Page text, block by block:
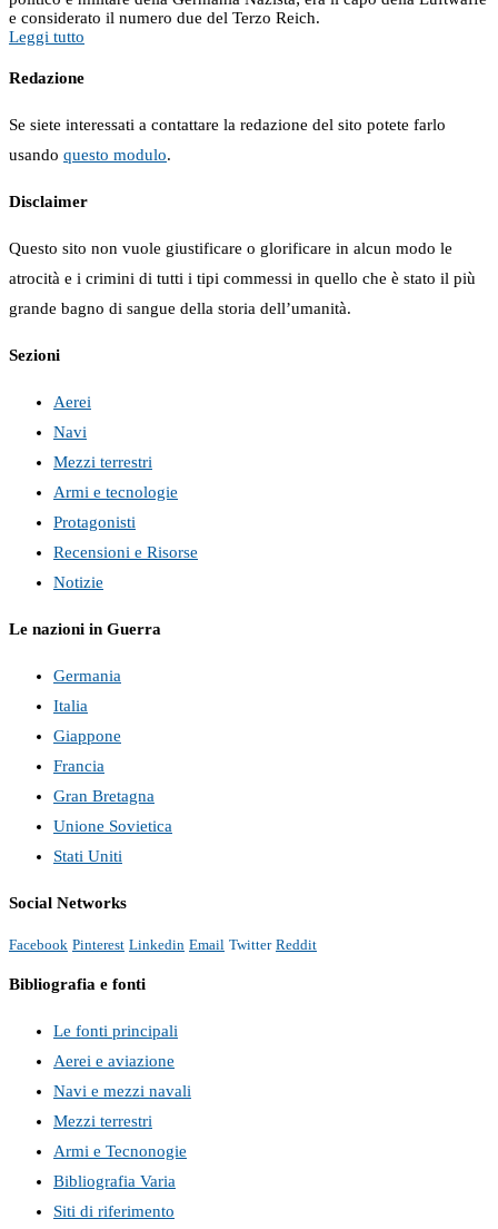
e considerato il numero due del Terzo Reich.
Leggi tutto
Redazione
Se siete interessati a contattare la redazione del sito potete farlo
usando questo modulo.
Disclaimer
Questo sito non vuole giustificare o glorificare in alcun modo le
atrocità e i crimini di tutti i tipi commessi in quello che è stato il più
grande bagno di sangue della storia dell’umanità.
Sezioni
Aerei
Navi
Mezzi terrestri
Armi e tecnologie
Protagonisti
Recensioni e Risorse
Notizie
Le nazioni in Guerra
Germania
Italia
Giappone
Francia
Gran Bretagna
Unione Sovietica
Stati Uniti
Social Networks
Facebook Pinterest Linkedin Email Twitter Reddit
Bibliografia e fonti
Le fonti principali
Aerei e aviazione
Navi e mezzi navali
Mezzi terrestri
Armi e Tecnonogie
Bibliografia Varia
Siti di riferimento